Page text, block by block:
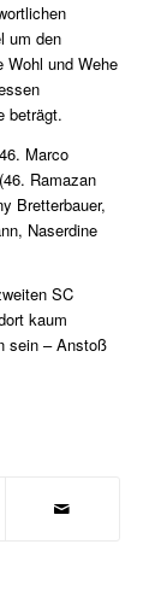
um den
und Wehe
beträgt.
Marco
Ramazan
Bretterbauer,
Naserdine
SC
kaum
sein – Anstoß